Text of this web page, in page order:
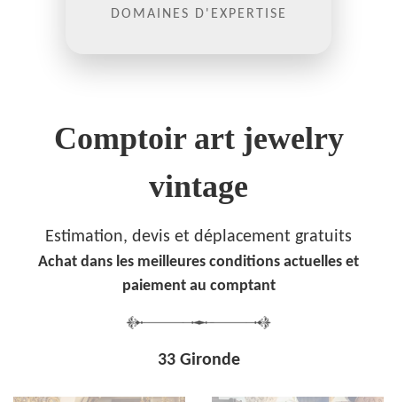
DOMAINES D'EXPERTISE
Comptoir art jewelry
vintage
Estimation, devis et déplacement gratuits
Achat dans les meilleures conditions actuelles et
paiement au comptant
33 Gironde